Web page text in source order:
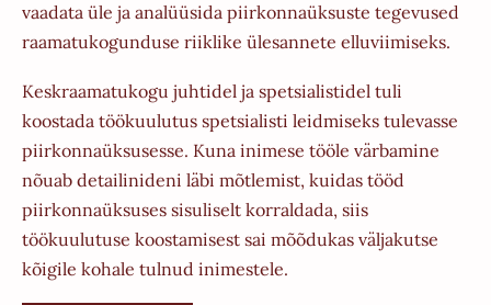
vaadata üle ja analüüsida piirkonnaüksuste tegevused
raamatukogunduse riiklike ülesannete elluviimiseks.
Keskraamatukogu juhtidel ja spetsialistidel tuli
koostada töökuulutus spetsialisti leidmiseks tulevasse
piirkonnaüksusesse. Kuna inimese tööle värbamine
nõuab detailinideni läbi mõtlemist, kuidas tööd
piirkonnaüksuses sisuliselt korraldada, siis
töökuulutuse koostamisest sai mõõdukas väljakutse
kõigile kohale tulnud inimestele.